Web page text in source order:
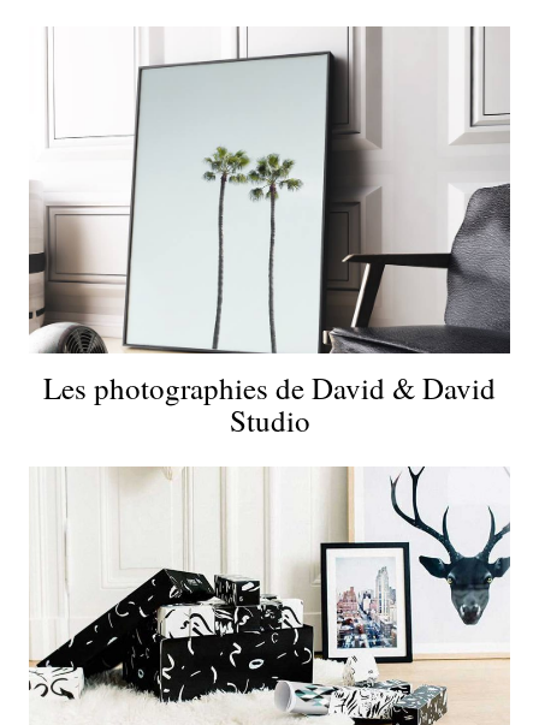
Les photographies de David & David
Studio